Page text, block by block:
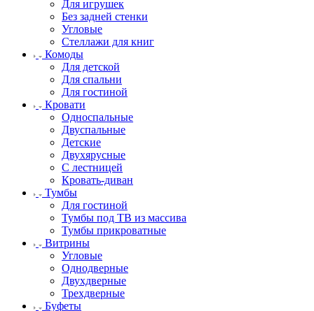
Для игрушек
Без задней стенки
Угловые
Стеллажи для книг
Комоды
Для детской
Для спальни
Для гостиной
Кровати
Односпальные
Двуспальные
Детские
Двухярусные
С лестницей
Кровать-диван
Тумбы
Для гостиной
Тумбы под ТВ из массива
Тумбы прикроватные
Витрины
Угловые
Однодверные
Двухдверные
Трехдверные
Буфеты